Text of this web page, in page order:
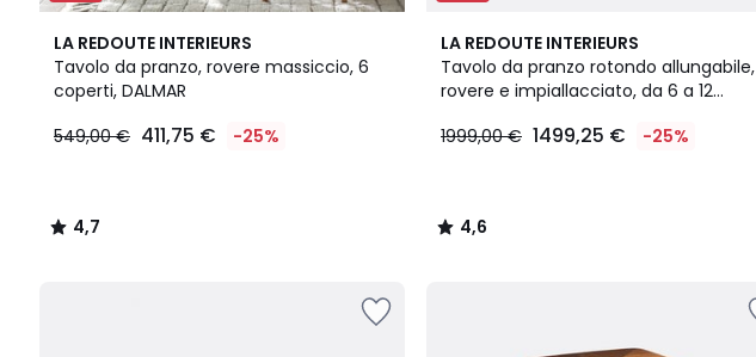
LA REDOUTE INTERIEURS
Tavolo da pranzo, rovere massiccio, 6
coperti, DALMAR
€
€
549,00 € 411,75 € -25%
4,7
/ 5
4,7
/
LA REDOUTE INTERIEURS
Tavolo da pranzo rotondo allungabile,
rovere e impiallacciato, da 6 a 12
1999,00 € 1499,25 € -25%
4,6
/ 5
4,6
/